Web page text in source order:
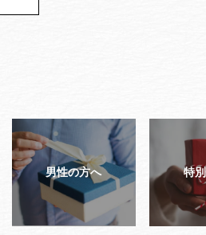
男性の方へ 特